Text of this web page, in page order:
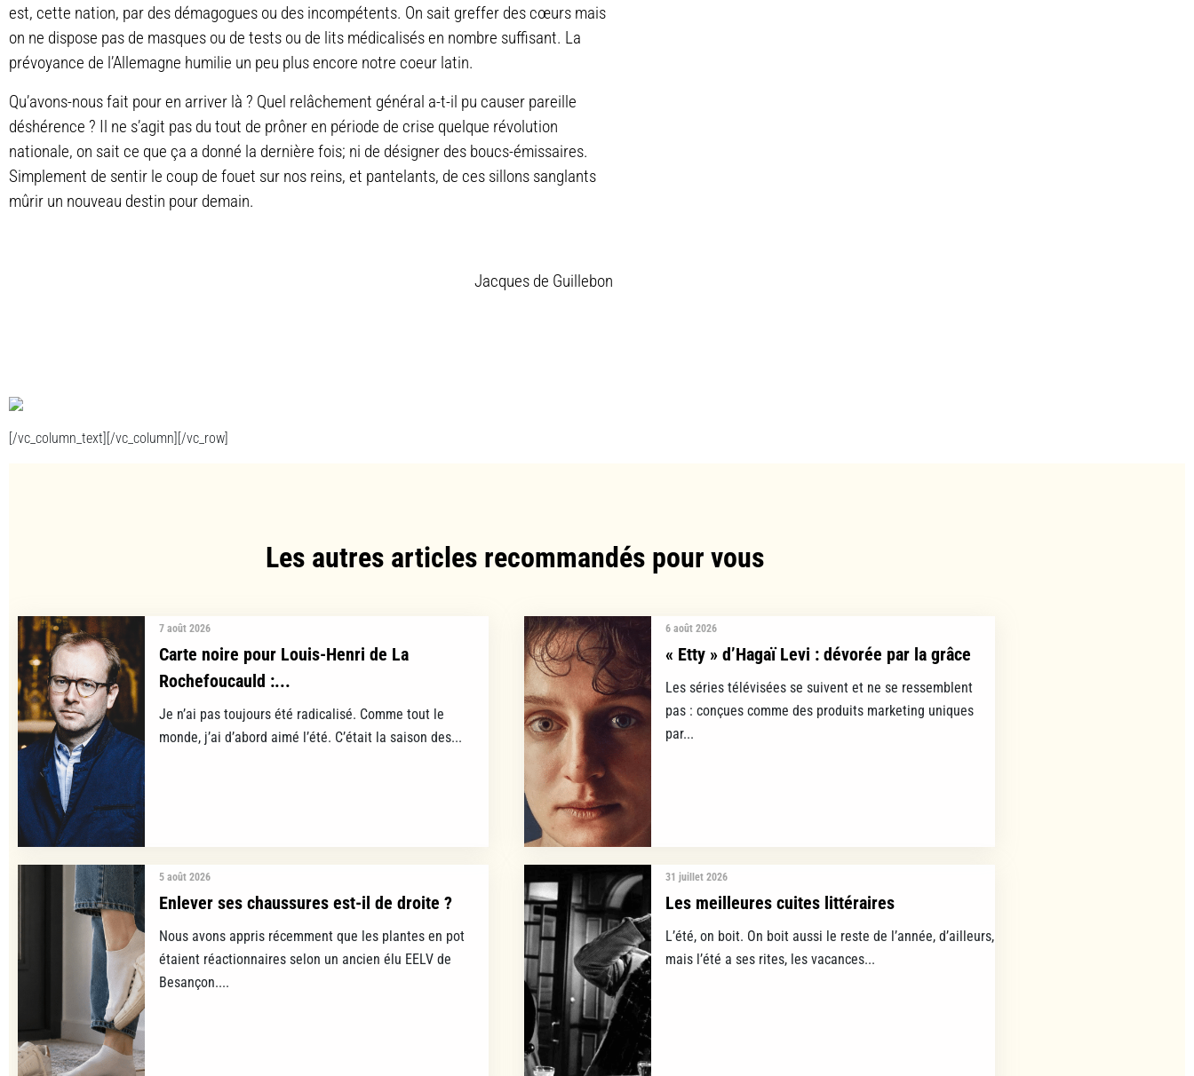
est, cette nation, par des démagogues ou des incompétents. On sait greffer des cœurs mais
on ne dispose pas de masques ou de tests ou de lits médicalisés en nombre suffisant. La
prévoyance de l’Allemagne humilie un peu plus encore notre coeur latin.
Qu’avons-nous fait pour en arriver là ? Quel relâchement général a-t-il pu causer pareille
déshérence ? Il ne s’agit pas du tout de prôner en période de crise quelque révolution
nationale, on sait ce que ça a donné la dernière fois; ni de désigner des boucs-émissaires.
Simplement de sentir le coup de fouet sur nos reins, et pantelants, de ces sillons sanglants
mûrir un nouveau destin pour demain.
Jacques de Guillebon
[/vc_column_text][/vc_column][/vc_row]
Les autres articles recommandés pour vous​
7 août 2026
Carte noire pour Louis-Henri de La
Rochefoucauld :...
Je n’ai pas toujours été radicalisé. Comme tout le
monde, j’ai d’abord aimé l’été. C’était la saison des...
6 août 2026
« Etty » d’Hagaï Levi : dévorée par la grâce
Les séries télévisées se suivent et ne se ressemblent
pas : conçues comme des produits marketing uniques
par...
5 août 2026
Enlever ses chaussures est-il de droite ?
Nous avons appris récemment que les plantes en pot
étaient réactionnaires selon un ancien élu EELV de
Besançon....
31 juillet 2026
Les meilleures cuites littéraires
L’été, on boit. On boit aussi le reste de l’année, d’ailleurs,
mais l’été a ses rites, les vacances...